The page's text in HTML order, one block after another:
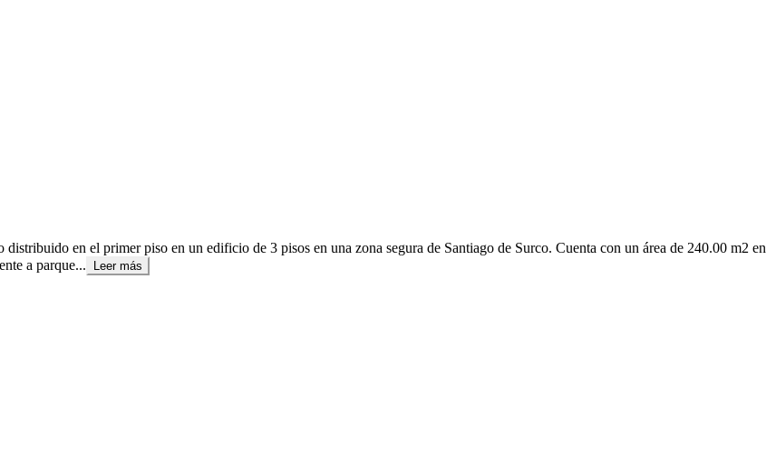
en el primer piso en un edificio de 3 pisos en una zona segura de Santiago de Surco. Cuenta con un área de 240.00 m2 en
a parque...
Leer más